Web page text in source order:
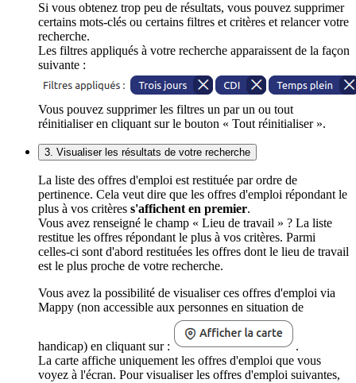
Si vous obtenez trop peu de résultats, vous pouvez supprimer
certains mots-clés ou certains filtres et critères et relancer votre
recherche.
Les filtres appliqués à votre recherche apparaissent de la façon
suivante :
Vous pouvez supprimer les filtres un par un ou tout
réinitialiser en cliquant sur le bouton « Tout réinitialiser ».
3. Visualiser les résultats de votre recherche
La liste des offres d'emploi est restituée par ordre de
pertinence. Cela veut dire que les offres d'emploi répondant le
plus à vos critères s'affichent en premier.
Vous avez renseigné le champ « Lieu de travail » ? La liste
restitue les offres répondant le plus à vos critères. Parmi
celles-ci sont d'abord restituées les offres dont le lieu de travail
est le plus proche de votre recherche.
Vous avez la possibilité de visualiser ces offres d'emploi via
Mappy (non accessible aux personnes en situation de
handicap) en cliquant sur :
.
La carte affiche uniquement les offres d'emploi que vous
voyez à l'écran. Pour visualiser les offres d'emploi suivantes,